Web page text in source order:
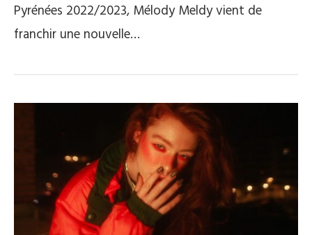
Pyrénées 2022/2023, Mélody Meldy vient de
franchir une nouvelle…